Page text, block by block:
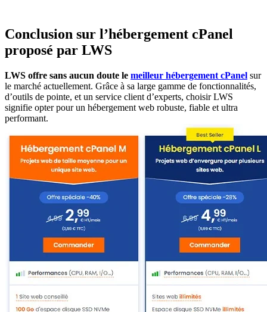
Conclusion sur l’hébergement cPanel
proposé par LWS
LWS offre sans aucun doute le meilleur hébergement cPanel sur
le marché actuellement. Grâce à sa large gamme de fonctionnalités,
d’outils de pointe, et un service client d’experts, choisir LWS
signifie opter pour un hébergement web robuste, fiable et ultra
performant.